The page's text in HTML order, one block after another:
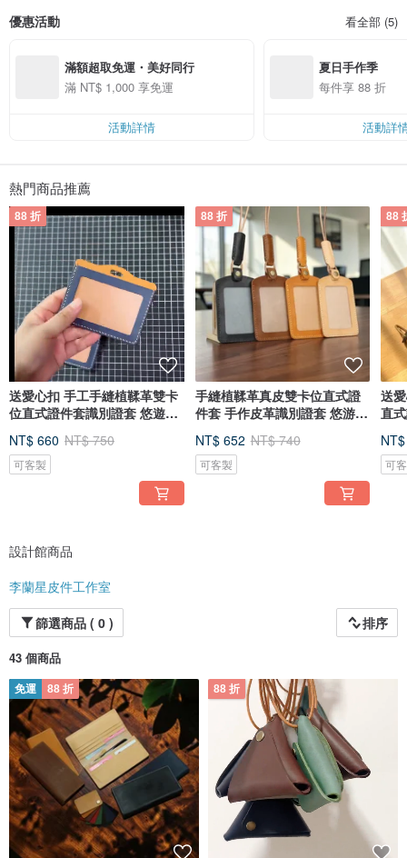
優惠活動 看全部 (5)
滿額超取免運・美好同行
滿 NT$ 1,000 享免運
活動詳情
夏日手作季
每件享 88 折
活動詳
熱門商品推薦
88 折
送愛心扣 手工手縫植鞣革雙卡
位直式證件套識別證套 悠遊卡
NT$ 660 NT$ 750
可客製
88 折
手縫植鞣革真皮雙卡位直式證
件套 手作皮革識別證套 悠游卡
NT$ 652 NT$ 740
可客製
88
送
直
可
設計館商品
李蘭星皮件工作室
篩選商品 ( 0 )
排序
43 個商品
免運 88 折 88 折